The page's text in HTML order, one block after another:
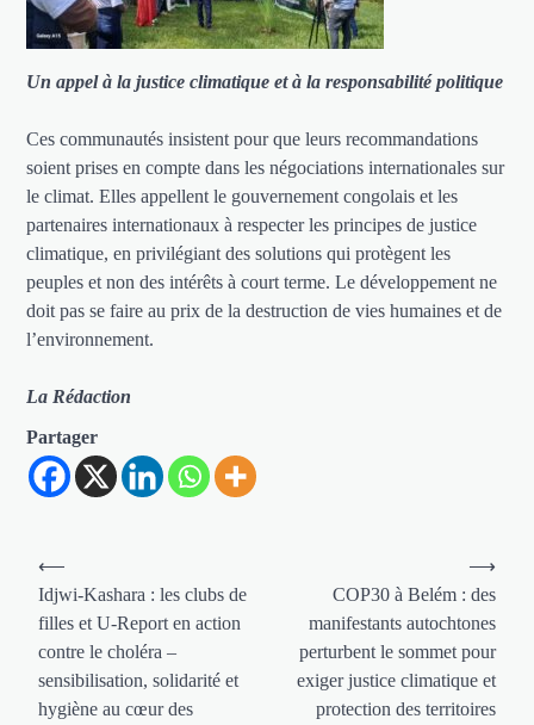
Un appel à la justice climatique et à la responsabilité politique
Ces communautés insistent pour que leurs recommandations
soient prises en compte dans les négociations internationales sur
le climat. Elles appellent le gouvernement congolais et les
partenaires internationaux à respecter les principes de justice
climatique, en privilégiant des solutions qui protègent les
peuples et non des intérêts à court terme. Le développement ne
doit pas se faire au prix de la destruction de vies humaines et de
l’environnement.
La Rédaction
Partager
Navigation
de
l’article
⟵
Idjwi-Kashara : les clubs de
filles et U-Report en action
contre le choléra –
sensibilisation, solidarité et
hygiène au cœur des
COP30 à Belém : des
manifestants autochtones
perturbent le sommet pour
exiger justice climatique et
protection des territoires
⟶